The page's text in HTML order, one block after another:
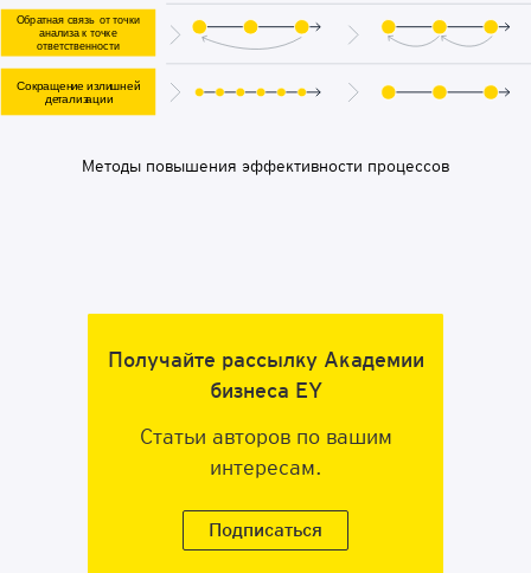
Методы повышения эффективности процессов
Подробнее
Узнайте подробнее по ссылке
Программа включает бизнес-игры
и тимбилдинги
Подписаться
Статьи авторов по вашим
интересам.
Получайте рассылку Академии
бизнеса EY